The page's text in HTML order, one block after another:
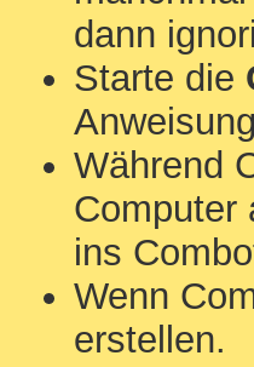
dann
Starte die
Während
Computer
ins
Wenn
erstellen.